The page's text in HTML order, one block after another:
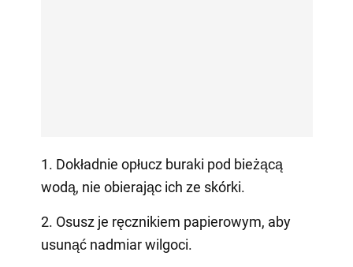
1. Dokładnie opłucz buraki pod bieżącą
wodą, nie obierając ich ze skórki.
2. Osusz je ręcznikiem papierowym, aby
usunąć nadmiar wilgoci.